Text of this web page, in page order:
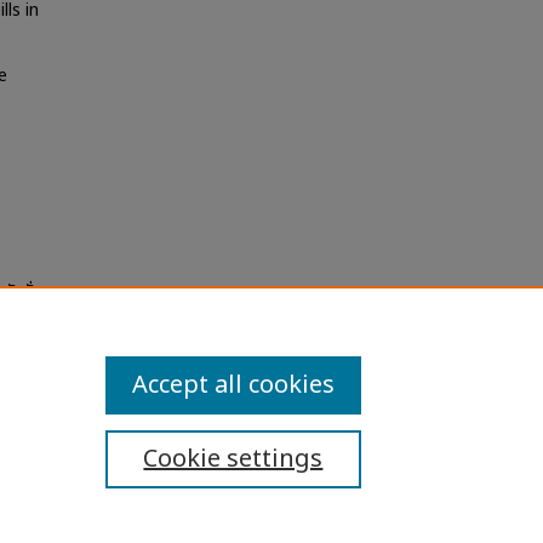
in
นรั่ว
Statement
Cookie settings
Accept all cookies